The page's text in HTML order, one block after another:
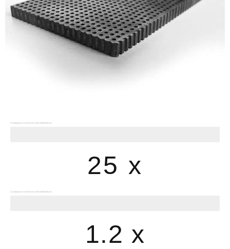
Comparar con broca de metal duro
25 x
Comparar con broca de metal duro
1.2 x